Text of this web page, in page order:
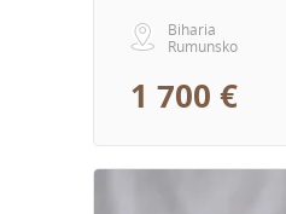
Biharia
Rumunsko
1 700 €